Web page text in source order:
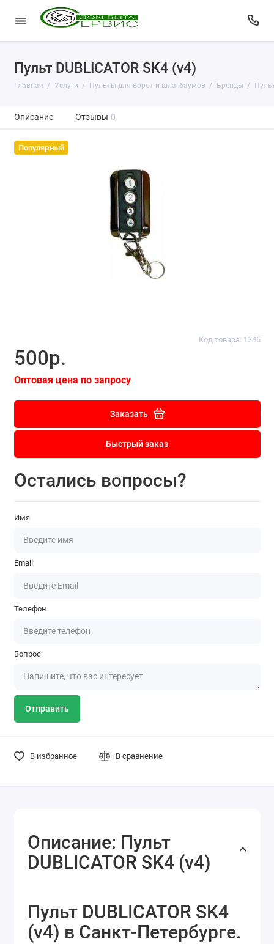
Пульт DUBLICATOR SK4 (v4)
Главная Услуги Пульты для ворот и шлагбаумов Бренды
Описание Отзывы 0
Популярный
Код товара: 1345
500р.
Оптовая цена по запросу
Заказать
Быстрый заказ
Остались вопросы?
Имя
Email
Телефон
Вопрос
Отправить
В избранное В сравнение
Описание: Пульт
DUBLICATOR SK4 (v4)
Пульт DUBLICATOR SK4
(v4) в Санкт-Петербурге.